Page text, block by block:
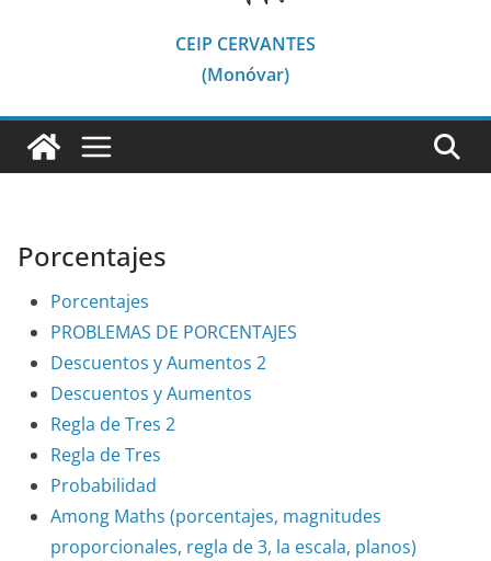
CEIP CERVANTES
(Monóvar)
Porcentajes
Porcentajes
PROBLEMAS DE PORCENTAJES
Descuentos y Aumentos 2
Descuentos y Aumentos
Regla de Tres 2
Regla de Tres
Probabilidad
Among Maths (porcentajes, magnitudes
proporcionales, regla de 3, la escala, planos)